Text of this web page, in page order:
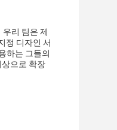
리 팀은 제
정 디자인 서
하는 그들의
으로 확장